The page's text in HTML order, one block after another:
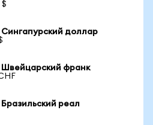
$
Сингапурский доллар
Швейцарский франк
реал